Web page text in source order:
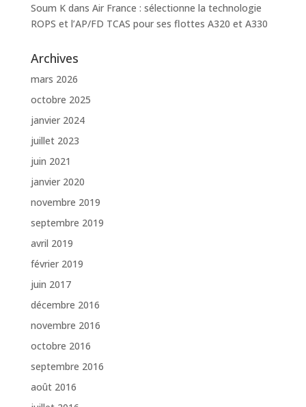
Soum Kdans Air France : sélectionne la technologie
ROPS et l’AP/FD TCAS pour ses flottes A320 et A330
Archives
mars 2026
octobre 2025
janvier 2024
juillet 2023
juin 2021
janvier 2020
novembre 2019
septembre 2019
avril 2019
février 2019
juin 2017
décembre 2016
novembre 2016
octobre 2016
septembre 2016
août 2016